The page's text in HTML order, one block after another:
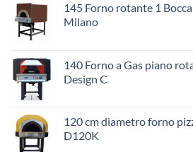
145 Forno rotante 1
Milano
140 Forno a Gas piano
Design C
120 cm diametro forno
D120K